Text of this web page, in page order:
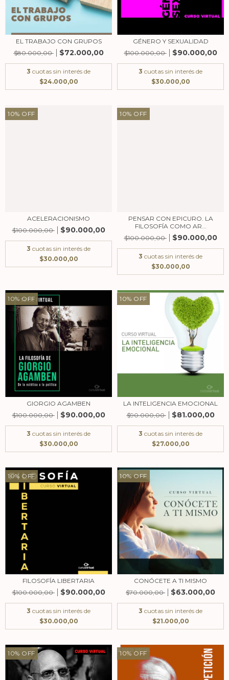
EL TRABAJO CON GRUPOS
$80.000,00
$72.000,00
3 cuotas sin interés de
$24.000,00
GÉNERO Y SEXUALIDAD
$100.000,00
$90.000,00
3 cuotas sin interés de
$30.000,00
10% OFF
ACELERACIONISMO
$100.000,00
$90.000,00
3 cuotas sin interés de
$30.000,00
10% OFF
PENSAR CON EPICURO. LA
FILOSOFÍA COMO AR...
$100.000,00
$90.000,00
3 cuotas sin interés de
$30.000,00
10% OFF
GIORGIO AGAMBEN
$100.000,00
$90.000,00
3 cuotas sin interés de
$30.000,00
10% OFF
LA INTELIGENCIA EMOCIONAL
$90.000,00
$81.000,00
3 cuotas sin interés de
$27.000,00
10% OFF
FILOSOFÍA LIBERTARIA
$100.000,00
$90.000,00
3 cuotas sin interés de
$30.000,00
10% OFF
CONÓCETE A TI MISMO
$70.000,00
$63.000,00
3 cuotas sin interés de
$21.000,00
10% OFF 10% OFF